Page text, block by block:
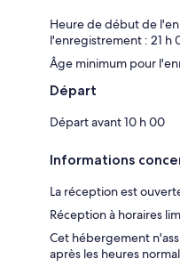
Heure de début de
l'enregistrement : 21 h
Âge minimum pour
Départ
Départ avant 10 h 00
Informations
La réception est
Réception à horaires
Cet hébergement
après les heures